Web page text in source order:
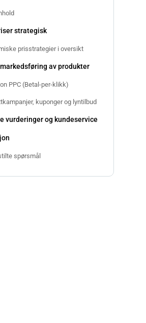
strategisk
prisstrategier i oversikt
av produkter
PPC (Betal-per-klikk)
kuponger og lyntilbud
vurderinger og kundeservice
spørsmål